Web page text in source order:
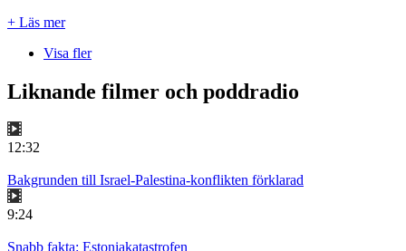
+ Läs mer
Visa fler
Liknande filmer och poddradio
12:32
Bakgrunden till Israel-Palestina-konflikten förklarad
9:24
Snabb fakta: Estoniakatastrofen